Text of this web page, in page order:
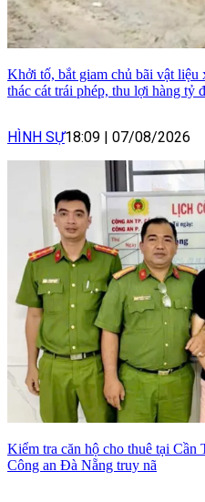
Khởi tố, bắt giam chủ bãi vật
thác cát trái phép, thu lợi hàng tỷ
HÌNH SỰ18:09 07/08/2026
Kiểm tra căn hộ cho thuê tại Cần
Công an Đà Nẵng truy nã